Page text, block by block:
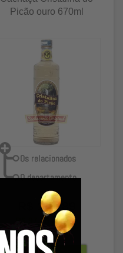
Picão ouro 670ml
R$ 100,89
R$ 97,86 à vista